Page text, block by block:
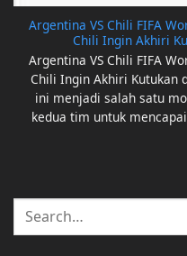
Argentina VS Chili FIFA
Chili Ingin Akhiri
Argentina VS Chili FIFA
Chili Ingin Akhiri Kutukan
ini menjadi salah satu
kedua tim untuk